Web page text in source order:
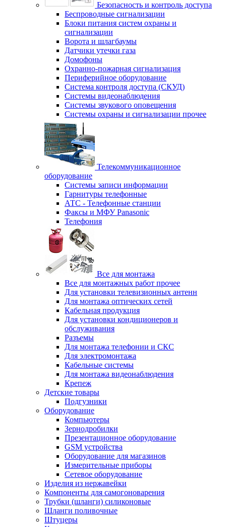
Безопасность и контроль доступа
Беспроводные сигнализации
Блоки питания систем охраны и
сигнализации
Ворота и шлагбаумы
Датчики утечки газа
Домофоны
Охранно-пожарная сигнализация
Периферийное оборудование
Система контроля доступа (СКУД)
Системы видеонаблюдения
Системы звукового оповещения
Системы охраны и сигнализации прочее
Телекоммуникационное
оборудование
Системы записи информации
Гарнитуры телефонные
АТС - Телефонные станции
Факсы и МФУ Panasonic
Телефония
Все для монтажа
Все для монтажных работ прочее
Для установки телевизионных антенн
Для монтажа оптических сетей
Кабельная продукция
Для установки кондиционеров и
обслуживания
Разъемы
Для монтажа телефонии и СКС
Для электромонтажа
Кабельные системы
Для монтажа видеонаблюдения
Крепеж
Детские товары
Подгузники
Оборудование
Компьютеры
Зернодробилки
Презентационное оборудование
GSM устройства
Оборудование для магазинов
Измерительные приборы
Сетевое оборудование
Изделия из нержавейки
Компоненты для самогоноварения
Трубки (шланги) силиконовые
Шланги поливочные
Штуцеры